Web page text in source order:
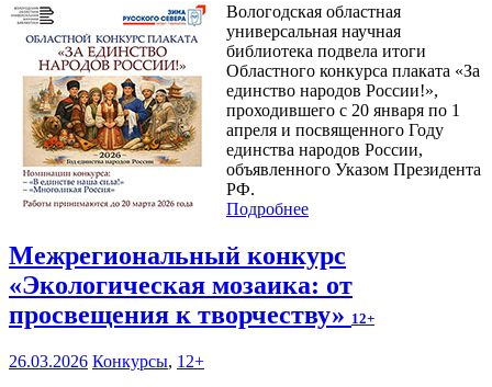
Вологодская областная
универсальная научная
библиотека подвела итоги
Областного конкурса плаката «За
единство народов России!»,
проходившего с 20 января по 1
апреля и посвященного Году
единства народов России,
объявленного Указом Президента
РФ.
Подробнее
Межрегиональный конкурс
«Экологическая мозаика: от
просвещения к творчеству» 12+
26.03.2026 Конкурсы, 12+